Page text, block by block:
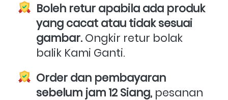
Boleh retur apabila ada produk
yang cacat atau tidak sesuai
gambar. Ongkir retur bolak
balik Kami Ganti.
Order dan pembayaran
sebelum jam 12 Siang, pesanan